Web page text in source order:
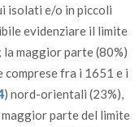
isolati e/o in piccoli
evidenziare il limite
la maggior parte (80%)
comprese fra i 1651 e i
) nord-orientali (23%),
parte del limite